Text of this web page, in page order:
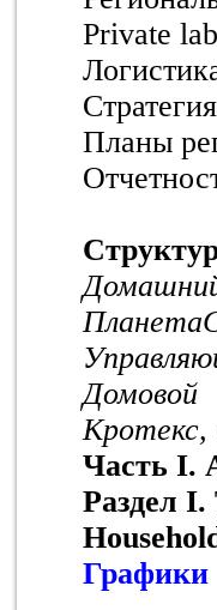
Private
Планы
Домовой
Кротекс,
Часть I.
Раздел
Графики